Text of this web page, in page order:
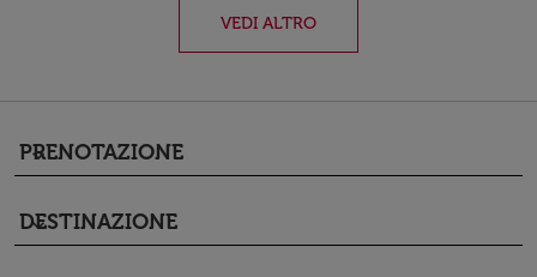
VEDI ALTRO
PRENOTAZIONE
keyboard_arrow_down
DESTINAZIONE
keyboard_arrow_down